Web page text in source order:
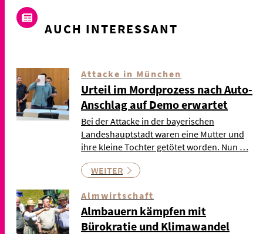
AUCH INTERESSANT
Attacke in München
Urteil im Mordprozess nach Auto-
Anschlag auf Demo erwartet
Bei der Attacke in der bayerischen
Landeshauptstadt waren eine Mutter und
ihre kleine Tochter getötet worden. Nun …
WEITER
Almwirtschaft
Almbauern kämpfen mit
Bürokratie und Klimawandel